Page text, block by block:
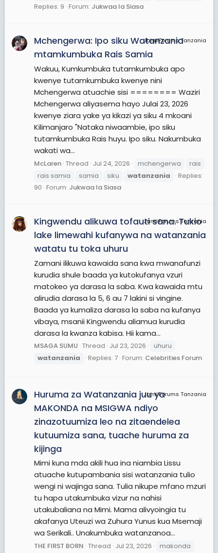
Replies: 9 Forum: Jukwaa la Siasa
JamiiForums Tanzania
Mchengerwa: Ipo siku Watanzania
mtamkumbuka Rais Samia
Wakuu, Kumkumbuka tutamkumbuka apo
kwenye tutamkumbuka kwenye nini
Mchengerwa atuachie sisi ======== Waziri
Mchengerwa aliyasema hayo Julai 23, 2026
kwenye ziara yake ya kikazi ya siku 4 mkoani
Kilimanjaro "Nataka niwaambie, ipo siku
tutamkumbuka Rais huyu. Ipo siku. Nakumbuka
wakati wa...
McLaren Thread Jul 24, 2026 mchengerwa
rais
rais samia
samia siku watanzania
Replies:
90 Forum: Jukwaa la Siasa
JamiiForums Tanzania
Kingwendu alikuwa tofauti sana. Tukio
lake limewahi kufanywa na watanzania
watatu tu toka uhuru
Zamani ilikuwa kawaida sana kwa mwanafunzi
kurudia shule baada ya kutokufanya vzuri
matokeo ya darasa la saba. Kwa kawaida mtu
alirudia darasa la 5, 6 au 7 lakini si vingine.
Baada ya kumaliza darasa la saba na kufanya
vibaya, msanii Kingwendu aliamua kurudia
darasa la kwanza kabisa. Hii kama...
MSAGA SUMU Thread Jul 23, 2026
uhuru
watanzania
Replies: 7 Forum: Celebrities Forum
JamiiForums Tanzania
Huruma za Watanzania juu ya
MAKONDA na MSIGWA ndiyo
zinazotuumiza leo na zitaendelea
kutuumiza sana, tuache huruma za
kijinga
Mimi kuna mda akili hua ina niambia Lissu
atuache kutupambania sisi watanzania tulio
wengi ni wajinga sana. Tulia nikupe mfano mzuri
tu hapa utakumbuka vizur na nahisi
utakubaliana na Mimi. Mama alivyoingia tu
akafanya Uteuzi wa Zuhura Yunus kua Msemaji
wa Serikali.. Unakumbuka watanzanoa...
THE FIRST BORN Thread Jul 23, 2026
makonda